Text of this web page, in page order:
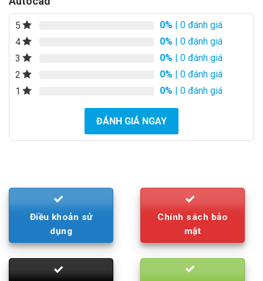
5 0% | 0 đánh giá
4
0% | 0 đánh giá
3
0% | 0 đánh giá
2
0% | 0 đánh giá
1
0% | 0 đánh giá
ĐÁNH GIÁ NGAY
Điều khoản sử
dụng
Chính sách bảo
mật